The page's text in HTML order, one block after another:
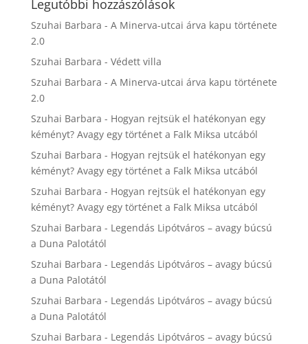
Legutóbbi hozzászólások
Szuhai Barbara - A Minerva-utcai árva kapu története
2.0
Szuhai Barbara - Védett villa
Szuhai Barbara - A Minerva-utcai árva kapu története
2.0
Szuhai Barbara - Hogyan rejtsük el hatékonyan egy
kéményt? Avagy egy történet a Falk Miksa utcából
Szuhai Barbara - Hogyan rejtsük el hatékonyan egy
kéményt? Avagy egy történet a Falk Miksa utcából
Szuhai Barbara - Hogyan rejtsük el hatékonyan egy
kéményt? Avagy egy történet a Falk Miksa utcából
Szuhai Barbara - Legendás Lipótváros – avagy búcsú
a Duna Palotától
Szuhai Barbara - Legendás Lipótváros – avagy búcsú
a Duna Palotától
Szuhai Barbara - Legendás Lipótváros – avagy búcsú
a Duna Palotától
Szuhai Barbara - Legendás Lipótváros – avagy búcsú